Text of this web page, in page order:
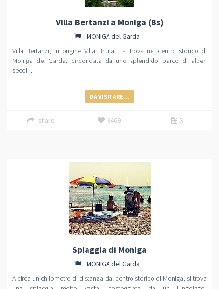
Villa Bertanzi a Moniga (Bs)
MONIGA del Garda
Villa Bertanzi, in origine Villa Brunati, si trova nel centro storico di
Moniga del Garda, circondata da uno splendido parco di alberi
secol[...]
DA VISITARE...
share 6469 X
Spiaggia di Moniga
MONIGA del Garda
A circa un chilometro di distanza dal centro storico di Moniga, si trova